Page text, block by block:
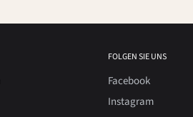
FOLGEN SIE UNS
Facebook
Instagram